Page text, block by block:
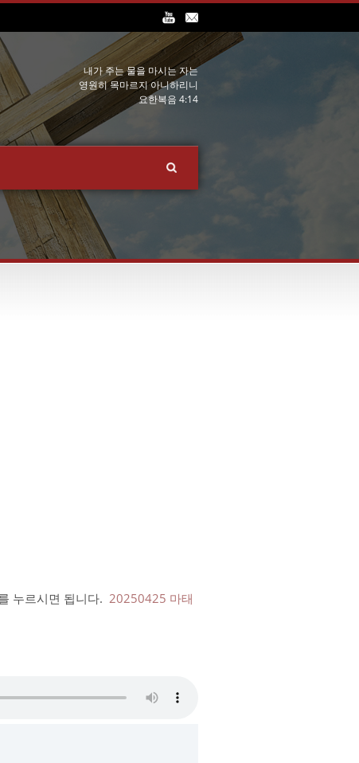
내가 주는 물을 마시는 자는
영원히 목마르지 아니하리니
요한복음 4:14
누르시면 됩니다. 20250425 마태